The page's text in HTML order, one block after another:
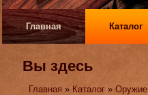
Главная Каталог
Вы здесь
Главная » Каталог »Оружие